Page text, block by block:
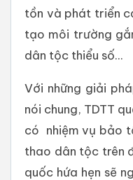
tồn và phát triển
tạo môi trường
dân tộc thiểu số...
Với những giải
nói chung, TDTT
có nhiệm vụ bảo
thao dân tộc trên
quốc hứa hẹn sẽ